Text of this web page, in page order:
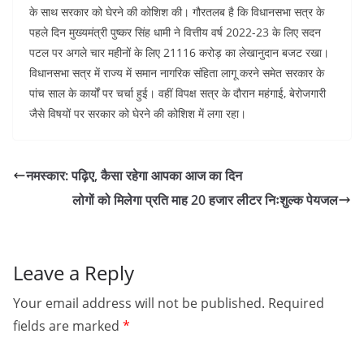
के साथ सरकार को घेरने की कोशिश की। गौरतलब है कि विधानसभा सत्र के
पहले दिन मुख्यमंत्री पुष्कर सिंह धामी ने वित्तीय वर्ष 2022-23 के लिए सदन
पटल पर अगले चार महीनों के लिए 21116 करोड़ का लेखानुदान बजट रखा।
विधानसभा सत्र में राज्य में समान नागरिक संहिता लागू करने समेत सरकार के
पांच साल के कार्यों पर चर्चा हुई। वहीं विपक्ष सत्र के दौरान महंगाई, बेरोजगारी
जैसे विषयों पर सरकार को घेरने की कोशिश में लगा रहा।
नमस्कार: पढ़िए, कैसा रहेगा आपका आज का दिन
लोगों को मिलेगा प्रति माह 20 हजार लीटर निःशुल्क पेयजल
Leave a Reply
Your email address will not be published. Required
fields are marked *